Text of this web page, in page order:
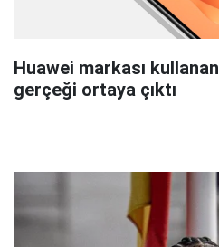
Huawei markası
gerçeği ortaya çıktı